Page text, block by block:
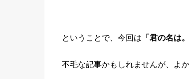
ということで、今回は 「君の名は
不毛な記事かもしれませんが、よ